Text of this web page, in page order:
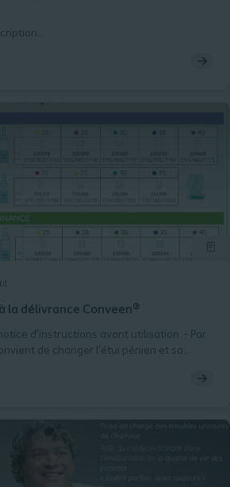
la délivrance Conveen®
d’instructions avant utilisation. - Par
de changer l’étui pénien et sa